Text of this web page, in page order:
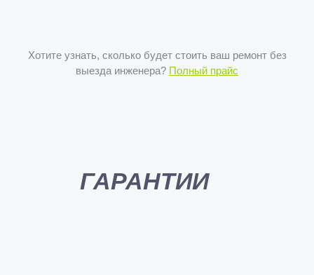
на плановое или аварийное
обслуживание.
Протяженность магистрали
Материал коммуникаций
Хотите узнать, сколько будет стоить ваш ремонт без
выезда инженера? Полный прайс
ГАРАНТИИ